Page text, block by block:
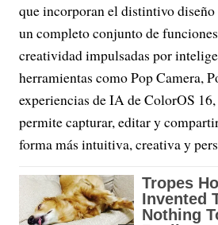
que incorporan el distintivo
un completo conjunto de
creatividad impulsadas por
herramientas como Pop Camera,
experiencias de IA de ColorOS
permite capturar, editar y
forma más intuitiva, creativa y